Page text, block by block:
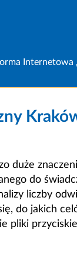
Internetowa
duże
do
liczby
do jakich